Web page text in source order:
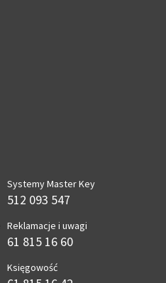
Systemy Master Key
512 093 547
Reklamacje i uwagi
61 815 16 60
Księgowość